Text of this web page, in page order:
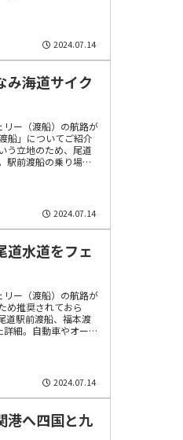
2024.07.14
み海道サイク
ー（渡船）の航路が
船」についてご紹介
う立地のため、尾道
駅前渡船の乗り場や
2024.07.14
道水道をフェ
ー（渡船）の航路が
め推奨されておら
道駅前渡船、福本渡
細。自動車やオート
2024.07.14
港へ四国と九